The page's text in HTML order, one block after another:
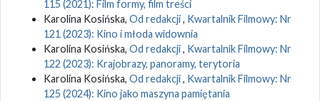
115 (2021): Film formy, film treści
Karolina Kosińska, Od redakcji, Kwartalnik Filmowy: Nr
121 (2023): Kino i młoda widownia
Karolina Kosińska, Od redakcji, Kwartalnik Filmowy: Nr
122 (2023): Krajobrazy, panoramy, terytoria
Karolina Kosińska, Od redakcji, Kwartalnik Filmowy: Nr
125 (2024): Kino jako maszyna pamiętania